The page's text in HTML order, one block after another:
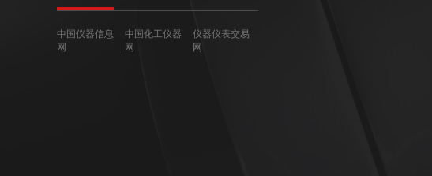
中国仪器信息
网
中国化工仪器
网
仪器仪表交易
网